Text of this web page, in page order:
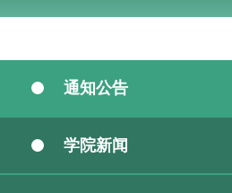
通知公告
学院新闻